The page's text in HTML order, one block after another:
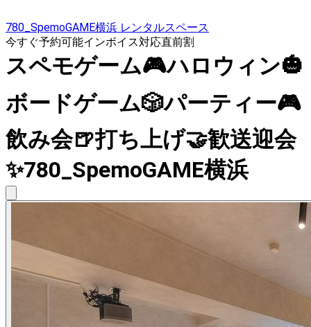
780_SpemoGAME横浜 レンタルスペース
今すぐ予約可能インボイス対応直前割
スペモゲーム🎮️ハロウィン🎃
ボードゲーム🎲パーティー🎮
飲み会🍺打ち上げ🤝歓送迎会
✨780_SpemoGAME横浜